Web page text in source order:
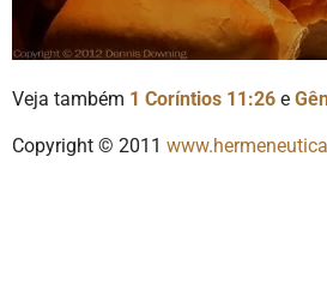
Veja também 1 Coríntios 11:26 e
Copyright © 2011